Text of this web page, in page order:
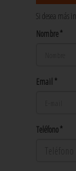
Si desea más
Nombre *
Email *
Teléfono *